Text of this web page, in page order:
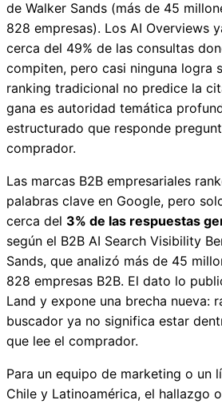
de Walker Sands (más de 45
828 empresas). Los AI Overviews
cerca del 49% de las consultas
compiten, pero casi ninguna logra
ranking tradicional no predice la
gana es autoridad temática
estructurado que responde
comprador.
Las marcas B2B empresariales
palabras clave en Google, pero
cerca del 3% de las respuestas
según el B2B AI Search Visibility
Sands, que analizó más de 45
828 empresas B2B. El dato lo
Land y expone una brecha nueva:
buscador ya no significa estar
que lee el comprador.
Para un equipo de marketing o un
Chile y Latinoamérica, el hallazgo